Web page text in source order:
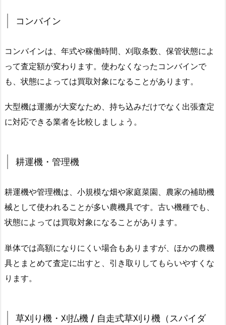
コンバイン
コンバインは、年式や稼働時間、刈取条数、保管状態によ
って査定額が変わります。使わなくなったコンバインで
も、状態によっては買取対象になることがあります。
大型機は運搬が大変なため、持ち込みだけでなく出張査定
に対応できる業者を比較しましょう。
耕運機・管理機
耕運機や管理機は、小規模な畑や家庭菜園、農家の補助機
械として使われることが多い農機具です。古い機種でも、
状態によっては買取対象になることがあります。
単体では高額になりにくい場合もありますが、ほかの農機
具とまとめて査定に出すと、引き取りしてもらいやすくな
ります。
草刈り機・刈払機 / 自走式草刈り機（スパイダ